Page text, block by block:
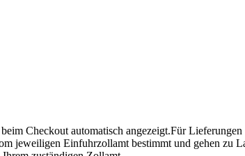
Checkout automatisch angezeigt.Für
jeweiligen Einfuhrzollamt bestimmt und gehen zu